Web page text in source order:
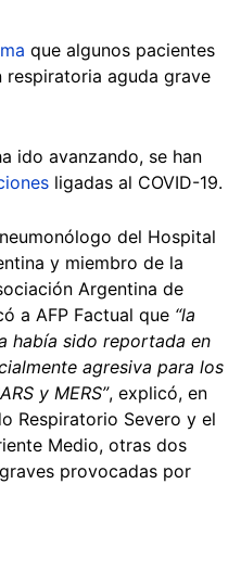
que algunos pacientes
respiratoria aguda grave
ido avanzando, se han
ligadas al COVID-19.
del Hospital
y miembro de la
Argentina de
a AFP Factual que “la
había sido reportada en
agresiva para los
y MERS”, explicó, en
Respiratorio Severo y el
Medio, otras dos
provocadas por